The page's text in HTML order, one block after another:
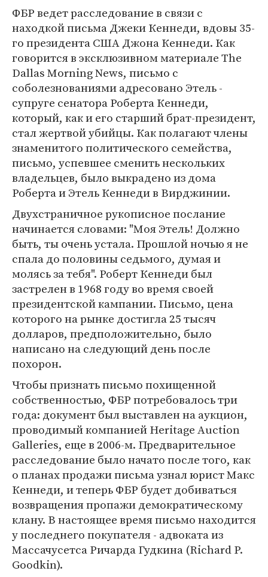
ФБР ведет расследование в связи с
находкой письма Джеки Кеннеди, вдовы 35-
го президента США Джона Кеннеди. Как
говорится в эксклюзивном материале The
Dallas Morning News, письмо с
соболезнованиями адресовано Этель -
супруге сенатора Роберта Кеннеди,
который, как и его старший брат-президент,
стал жертвой убийцы. Как полагают члены
знаменитого политического семейства,
письмо, успевшее сменить нескольких
владельцев, было выкрадено из дома
Роберта и Этель Кеннеди в Вирджинии.
Двухстраничное рукописное послание
начинается словами: "Моя Этель! Должно
быть, ты очень устала. Прошлой ночью я не
спала до половины седьмого, думая и
молясь за тебя". Роберт Кеннеди был
застрелен в 1968 году во время своей
президентской кампании. Письмо, цена
которого на рынке достигла 25 тысяч
долларов, предположительно, было
написано на следующий день после
похорон.
Чтобы признать письмо похищенной
собственностью, ФБР потребовалось три
года: документ был выставлен на аукцион,
проводимый компанией Heritage Auction
Galleries, еще в 2006-м. Предварительное
расследование было начато после того, как
о планах продажи письма узнал юрист Макс
Кеннеди, и теперь ФБР будет добиваться
возвращения пропажи демократическому
клану. В настоящее время письмо находится
у последнего покупателя - адвоката из
Массачусетса Ричарда Гудкина (Richard P.
Goodkin).